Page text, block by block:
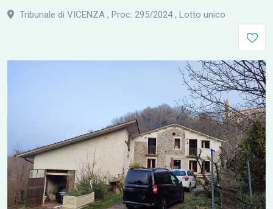
Tribunale di VICENZA , Proc: 295/2024, Lotto unico